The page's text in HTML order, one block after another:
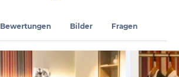
Bewertungen Bilder Fragen